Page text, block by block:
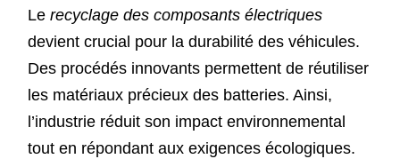
Le recyclage des composants électriques
devient crucial pour la durabilité des véhicules.
Des procédés innovants permettent de réutiliser
les matériaux précieux des batteries. Ainsi,
l’industrie réduit son impact environnemental
tout en répondant aux exigences écologiques.